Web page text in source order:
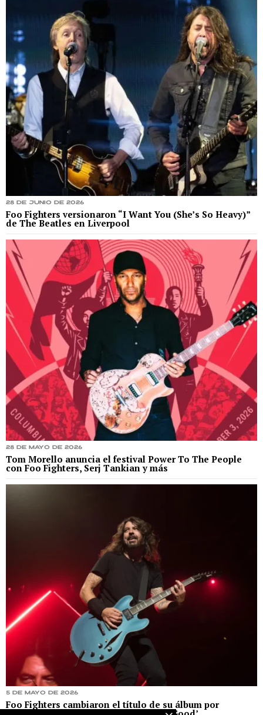
28 de junio de 2026
Foo Fighters versionaron “I Want You (She’s So Heavy)”
de The Beatles en Liverpool
28 de mayo de 2026
Tom Morello anuncia el festival Power To The People
con Foo Fighters, Serj Tankian y más
5 de mayo de 2026
Foo Fighters cambiaron el título de su álbum por